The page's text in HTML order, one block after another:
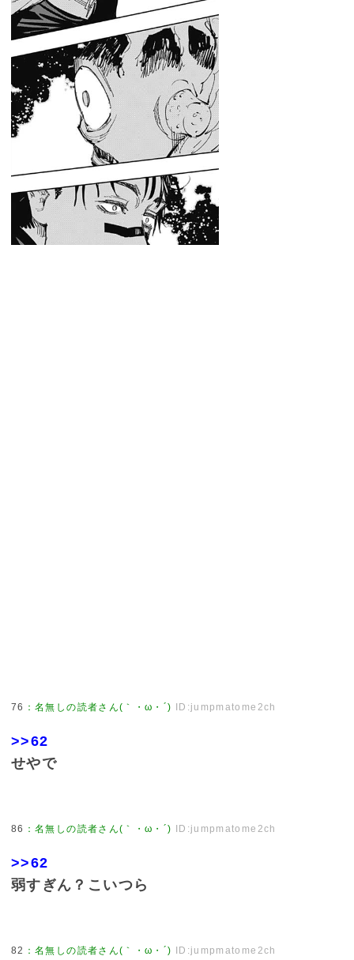
76 ：名無しの読者さん(｀・ω・´) ID:jumpmatome2ch
>>62
せやで
86 ：名無しの読者さん(｀・ω・´) ID:jumpmatome2ch
>>62
弱すぎん？こいつら
82 ：名無しの読者さん(｀・ω・´) ID:jumpmatome2ch